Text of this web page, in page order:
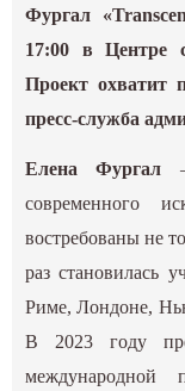
Фургал
17:00 в Центре
Проект охватит
пресс-служба
Елена Фургал
современного
востребованы не
раз становилась
Риме, Лондоне,
В 2023 году